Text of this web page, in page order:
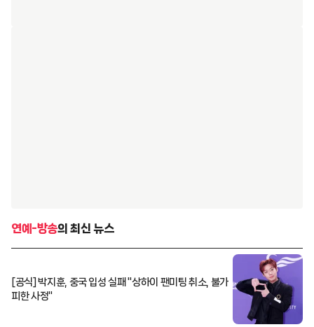
연예-방송의 최신 뉴스
[공식] 박지훈, 중국 입성 실패 "상하이 팬미팅 취소, 불가
피한 사정"